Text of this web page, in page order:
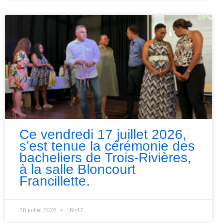
Ce vendredi 17 juillet 2026,
s’est tenue la cérémonie des
bacheliers de Trois-Rivières,
à la salle Bloncourt
Francillette.
20 juillet 2026 16h47